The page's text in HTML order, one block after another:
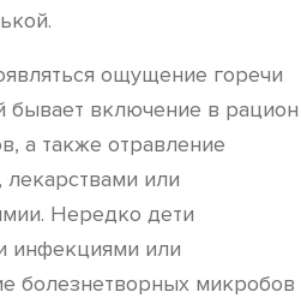
ощущение горечи
бывает включение в рацион
а также отравление
или
Нередко дети
инфекциями или
болезнетворных микробов